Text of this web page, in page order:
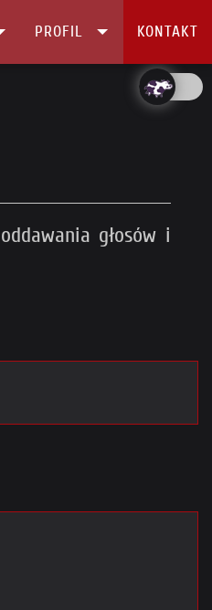
PROFIL KONTAKT
głosów i